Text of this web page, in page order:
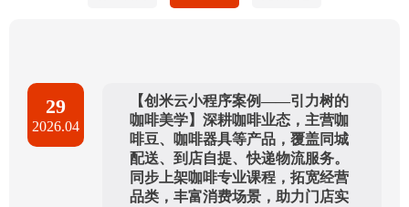
29
2026.04
【创米云小程序案例——引力树的
咖啡美学】深耕咖啡业态，主营咖
啡豆、咖啡器具等产品，覆盖同城
配送、到店自提、快递物流服务。
同步上架咖啡专业课程，拓宽经营
品类，丰富消费场景，助力门店实